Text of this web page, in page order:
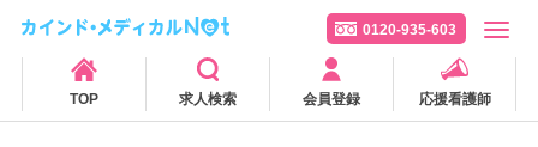
0120-935-603
TOP 求人検索 会員登録 応援看護師